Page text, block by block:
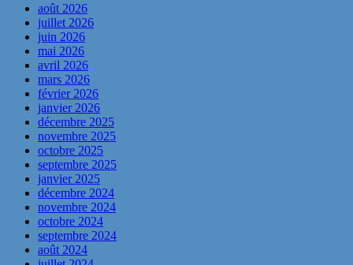
août 2026
juillet 2026
juin 2026
mai 2026
avril 2026
mars 2026
février 2026
janvier 2026
décembre 2025
novembre 2025
octobre 2025
septembre 2025
janvier 2025
décembre 2024
novembre 2024
octobre 2024
septembre 2024
août 2024